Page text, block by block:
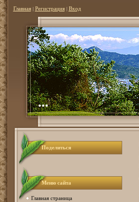
Главная| Регистрация| Вход
...
Поделиться
Меню сайта
Главная страница